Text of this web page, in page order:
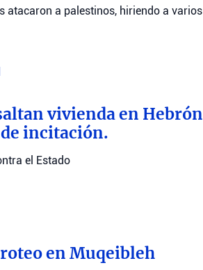
atacaron a palestinos, hiriendo a varios
vivienda en Hebrón
incitación.
el Estado
en Muqeibleh